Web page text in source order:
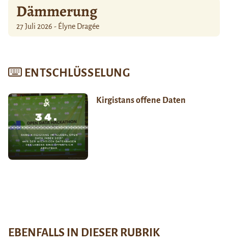
Dämmerung
27 Juli 2026 - Élyne Dragée
ENTSCHLÜSSELUNG
Kirgistans offene Daten
EBENFALLS IN DIESER RUBRIK